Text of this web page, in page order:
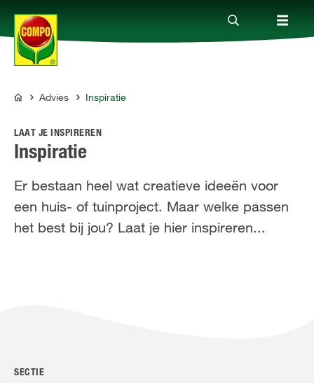
Producten
Advies
Thema's
Tot je dienst
COMPO
Advies Inspiratie
LAAT JE INSPIREREN
Inspiratie
Er bestaan heel wat creatieve ideeën voor
een huis- of tuinproject. Maar welke passen
het best bij jou? Laat je hier inspireren...
SECTIE